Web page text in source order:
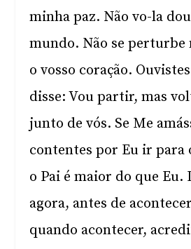
minha paz. Não vo-la
mundo. Não se
o vosso coração.
disse: Vou partir, mas
junto de vós. Se Me
contentes por Eu ir para
o Pai é maior do que Eu.
agora, antes de
quando acontecer,